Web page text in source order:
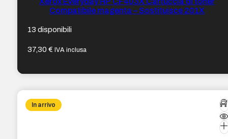
Compatibile magenta – Sostituisce 201X
13 disponibili
37,30€ IVA inclusa
In arrivo